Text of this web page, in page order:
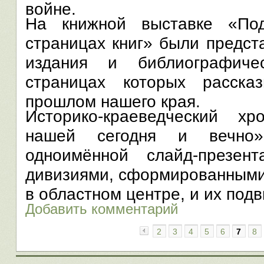
войне.
На книжной выставке
страницах книг» были
издания и
страницах которых
прошлом нашего края.
Историко-краеведческий
нашей сегодня и
одноимённой слайд-
дивизиями,
в областном центре, и их
Добавить комментарий
«
2 3 4 5 6 7 8